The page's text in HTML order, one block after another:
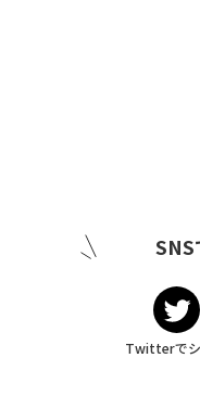
Twitterで